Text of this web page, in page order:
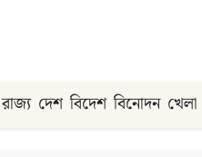
রাজ্য দেশ বিদেশ বিনোদন খেলা